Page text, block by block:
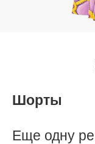
Шорты
Еще одну